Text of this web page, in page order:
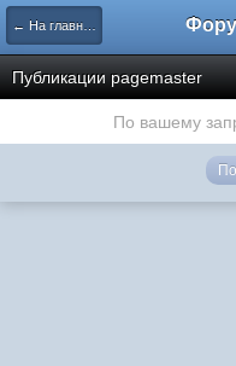
← На главную
Публикации pagemaster
По вашему